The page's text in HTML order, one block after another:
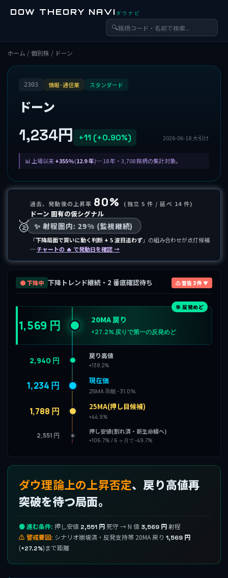
DOW THEORY NAVI ダウナビ
🔍
ホーム /個別株 / ドーン
2303 情報･通信業 スタンダード
ドーン
1,234円 +11 (+0.90%) 2026-06-18 大引け
上場以来+355%(12.9 年)─ 18 年・3,708 銘柄の集計対象。
🥈
過去、発動後の上昇率 80% (独立 5 件 / 延べ 14 件)
ドーン 固有の仮シグナル
✨ 射程圏内: 29% (監視継続)
「下降局面で買いに動く判断 + 5 波目追わず」の組み合わせが点灯候補
─チャートの 🔥 で発動日を確認 →
🟤 下降中 下降トレンド継続・2 番底確認待ち ⚠ 警告 3 件 ▼
🎯 反発めど
1,569 円 20MA 戻り
+27.2% 戻りで第一の反発めど
2,940 円 戻り高値
+138.2%
1,234 円 現在価
25MA 乖離 -31.0%
1,788 円 25MA(押し目候補)
+44.9%
2,551 円 押し安値(割れ済・新生命線へ)
+106.7% / 6 ヶ月で -49.7%
ダウ理論上の上昇否定、戻り高値再
突破を待つ局面。
🟢 進む条件: 押し安値 2,551 円 死守 → N 値 3,569 円 射程
⚠ 警戒要因: シナリオ崩壊済・反発支持帯 20MA 戻り 1,569 円
(+27.2%)まで距離